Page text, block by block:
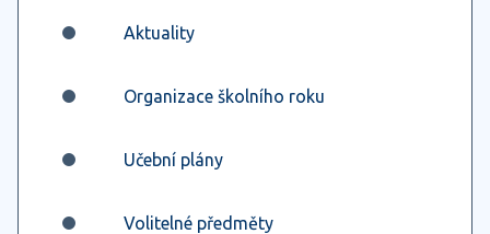
Aktuality
Organizace školního roku
Učební plány
Volitelné předměty